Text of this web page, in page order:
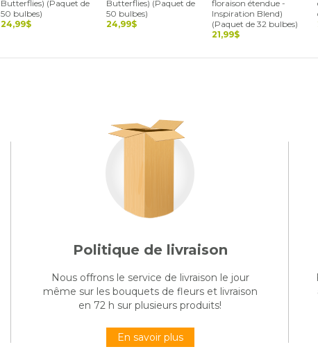
Butterflies) (Paquet de
50 bulbes)
24,99$
Butterflies) (Paquet de
50 bulbes)
24,99$
floraison étendue -
Inspiration Blend)
(Paquet de 32 bulbes)
21,99$
Politique de livraison
Nous offrons le service de livraison le jour
même sur les bouquets de fleurs et livraison
en 72 h sur plusieurs produits!
En savoir plus